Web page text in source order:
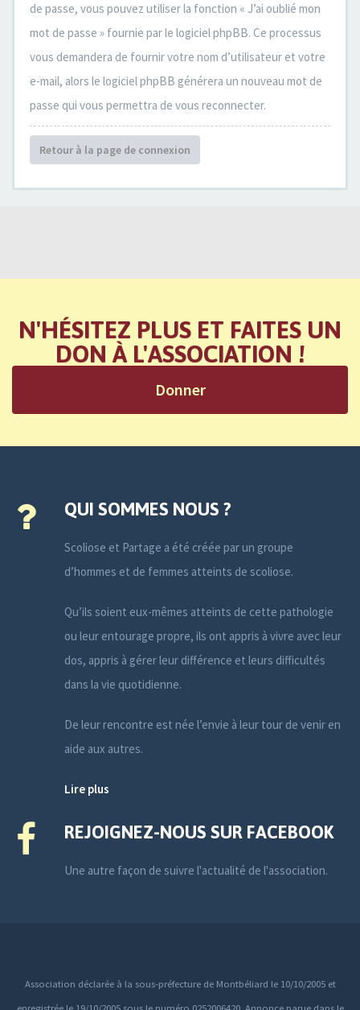
de passe, vous pouvez utiliser la fonction « J’ai oublié mon
mot de passe » fournie par le logiciel phpBB. Ce processus
vous demandera de fournir votre nom d’utilisateur et votre
e-mail, alors le logiciel phpBB générera un nouveau mot de
passe qui vous permettra de vous reconnecter.
Retour à la page de connexion
N'HÉSITEZ PLUS ET FAITES UN
DON À L'ASSOCIATION !
Donner
QUI SOMMES NOUS ?
Scoliose et Partage a été créée par un groupe
d’hommes et de femmes atteints de scoliose.
Qu’ils soient eux-mêmes atteints de cette pathologie
ou leur entourage propre, ils ont appris à vivre avec leur
dos, appris à gérer leur différence et leurs difficultés
dans la vie quotidienne.
De leur rencontre est née l’envie à leur tour de venir en
aide aux autres.
Lire plus
REJOIGNEZ-NOUS SUR FACEBOOK
Une autre façon de suivre l'actualité de l'association.
Association déclarée à la sous-préfecture de Montbéliard le 10/10/2005 et